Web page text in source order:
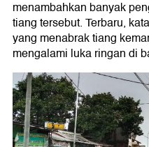
menambahkan banyak
tiang tersebut. Terbaru,
yang menabrak tiang
mengalami luka ringan di